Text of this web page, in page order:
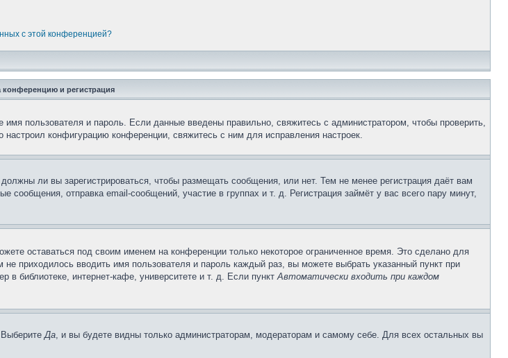
с этой конференцией?
конференцию и регистрация
пользователя и пароль. Если данные введены правильно, свяжитесь с администратором, чтобы проверить,
конфигурацию конференции, свяжитесь с ним для исправления настроек.
ли вы зарегистрироваться, чтобы размещать сообщения, или нет. Тем не менее регистрация даёт вам
отправка email-сообщений, участие в группах и т. д. Регистрация займёт у вас всего пару минут,
оставаться под своим именем на конференции только некоторое ограниченное время. Это сделано для
приходилось вводить имя пользователя и пароль каждый раз, вы можете выбрать указанный пункт при
библиотеке, интернет-кафе, университете и т. д. Если пунктАвтоматически входить при каждом
Да, и вы будете видны только администраторам, модераторам и самому себе. Для всех остальных вы